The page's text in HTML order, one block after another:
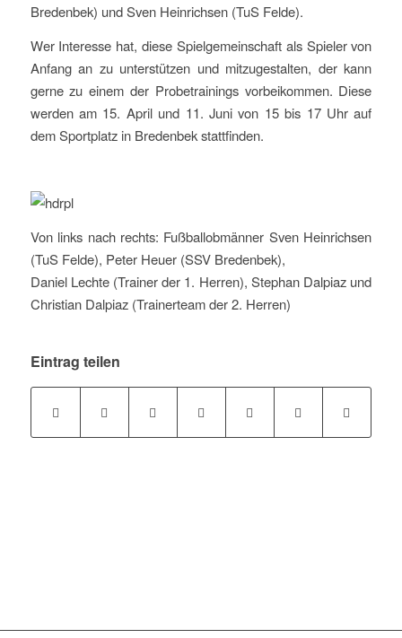
Bredenbek) und Sven Heinrichsen (TuS Felde).
Wer Interesse hat, diese Spielgemeinschaft als Spieler von
Anfang an zu unterstützen und mitzugestalten, der kann
gerne zu einem der Probetrainings vorbeikommen. Diese
werden am 15. April und 11. Juni von 15 bis 17 Uhr auf
dem Sportplatz in Bredenbek stattfinden.
Von links nach rechts: Fußballobmänner Sven Heinrichsen
(TuS Felde), Peter Heuer (SSV Bredenbek),
Daniel Lechte (Trainer der 1. Herren), Stephan Dalpiaz und
Christian Dalpiaz (Trainerteam der 2. Herren)
Eintrag teilen